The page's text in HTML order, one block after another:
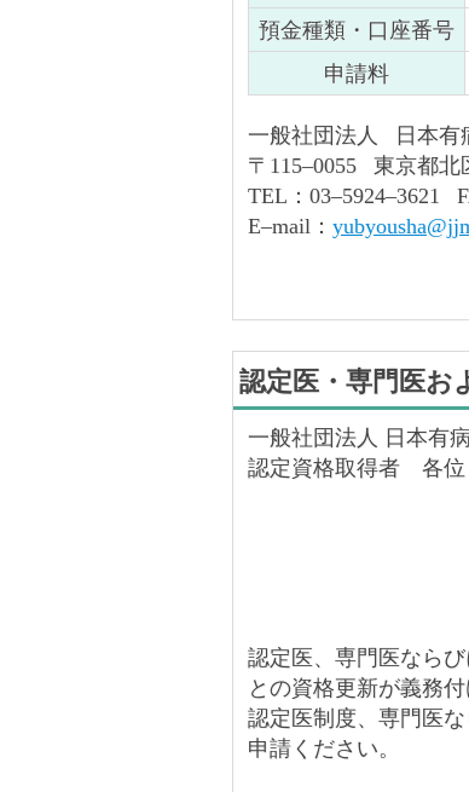
預金種類・口座番号
申請料
一般社団法人 日本有
〒115–0055 東京都
TEL：03–5924–3621
E–mail：
認定医・専門医お
一般社団法人 日本有
認定資格取得者 各位
認定医、専門医なら
との資格更新が義務付
認定医制度、専門医
申請ください。